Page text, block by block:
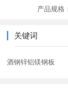
产品规格：
关键词
酒钢锌铝镁钢板